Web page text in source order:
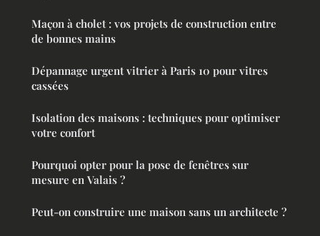
Maçon à cholet : vos projets de construction entre
de bonnes mains
Dépannage urgent vitrier à Paris 10 pour vitres
cassées
Isolation des maisons : techniques pour optimiser
votre confort
Pourquoi opter pour la pose de fenêtres sur
mesure en Valais ?
Peut-on construire une maison sans un architecte ?